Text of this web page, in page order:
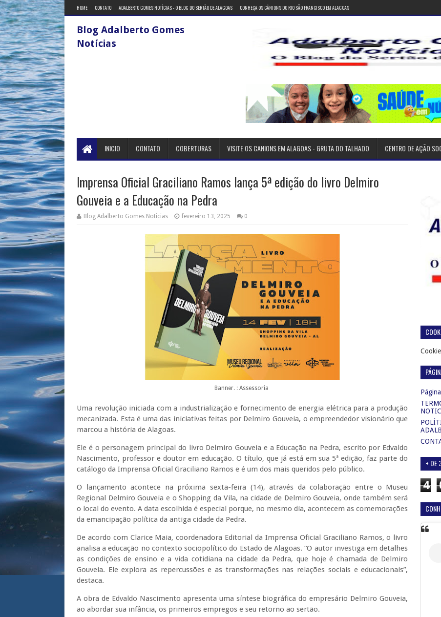
HOME CONTATO ADALBERTO GOMES NOTÍCIAS - O BLOG DO SERTÃO DE ALAGOAS CONHEÇA OS CÂNIONS DO RIO SÃO FRANCISCO EM ALAGOAS
Blog Adalberto Gomes
Notícias
INICIO CONTATO COBERTURAS VISITE OS CANIONS EM ALAGOAS - GRUTA DO TALHADO CENTRO DE AÇÃO
Imprensa Oficial Graciliano Ramos lança 5ª edição do livro Delmiro
Gouveia e a Educação na Pedra
Blog Adalberto Gomes Noticias fevereiro 13, 2025 0
Banner. : Assessoria
Uma revolução iniciada com a industrialização e fornecimento de energia elétrica para a produção
mecanizada. Esta é uma das iniciativas feitas por Delmiro Gouveia, o empreendedor visionário que
marcou a história de Alagoas.
Ele é o personagem principal do livro Delmiro Gouveia e a Educação na Pedra, escrito por Edvaldo
Nascimento, professor e doutor em educação. O título, que já está em sua 5ª edição, faz parte do
catálogo da Imprensa Oficial Graciliano Ramos e é um dos mais queridos pelo público.
O lançamento acontece na próxima sexta-feira (14), através da colaboração entre o Museu
Regional Delmiro Gouveia e o Shopping da Vila, na cidade de Delmiro Gouveia, onde também será
o local do evento. A data escolhida é especial porque, no mesmo dia, acontecem as comemorações
da emancipação política da antiga cidade da Pedra.
De acordo com Clarice Maia, coordenadora Editorial da Imprensa Oficial Graciliano Ramos, o livro
analisa a educação no contexto sociopolítico do Estado de Alagoas. “O autor investiga em detalhes
as condições de ensino e a vida cotidiana na cidade da Pedra, que hoje é chamada de Delmiro
Gouveia. Ele explora as repercussões e as transformações nas relações sociais e educacionais”,
destaca.
A obra de Edvaldo Nascimento apresenta uma síntese biográfica do empresário Delmiro Gouveia,
ao abordar sua infância, os primeiros empregos e seu retorno ao sertão.
+ DE
4